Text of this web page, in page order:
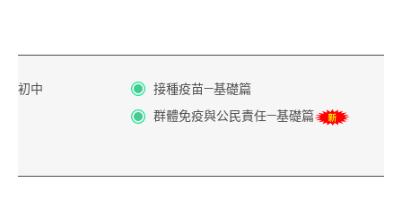
初中
接種疫苗—基礎篇
群體免疫與公民責任—基礎篇